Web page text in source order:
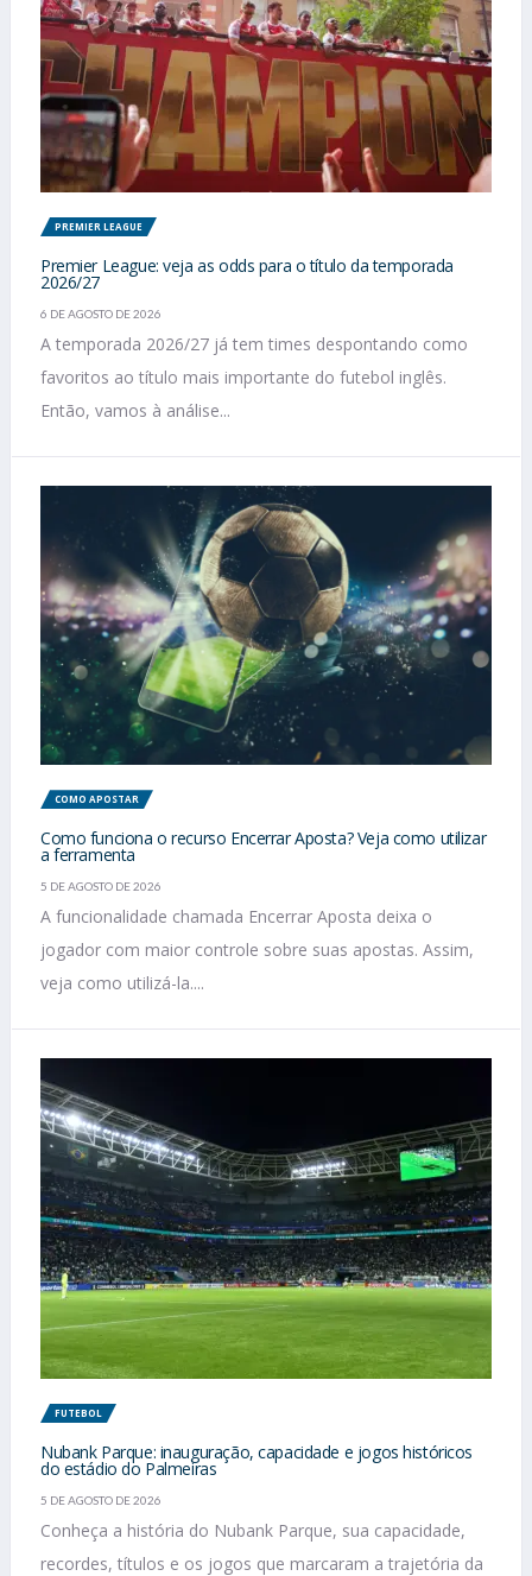
PREMIER LEAGUE
Premier League: veja as odds para o título da temporada
2026/27
6 DE AGOSTO DE 2026
A temporada 2026/27 já tem times despontando como
favoritos ao título mais importante do futebol inglês.
Então, vamos à análise...
COMO APOSTAR
Como funciona o recurso Encerrar Aposta? Veja como utilizar
a ferramenta
5 DE AGOSTO DE 2026
A funcionalidade chamada Encerrar Aposta deixa o
jogador com maior controle sobre suas apostas. Assim,
veja como utilizá-la....
FUTEBOL
Nubank Parque: inauguração, capacidade e jogos históricos
do estádio do Palmeiras
5 DE AGOSTO DE 2026
Conheça a história do Nubank Parque, sua capacidade,
recordes, títulos e os jogos que marcaram a trajetória da